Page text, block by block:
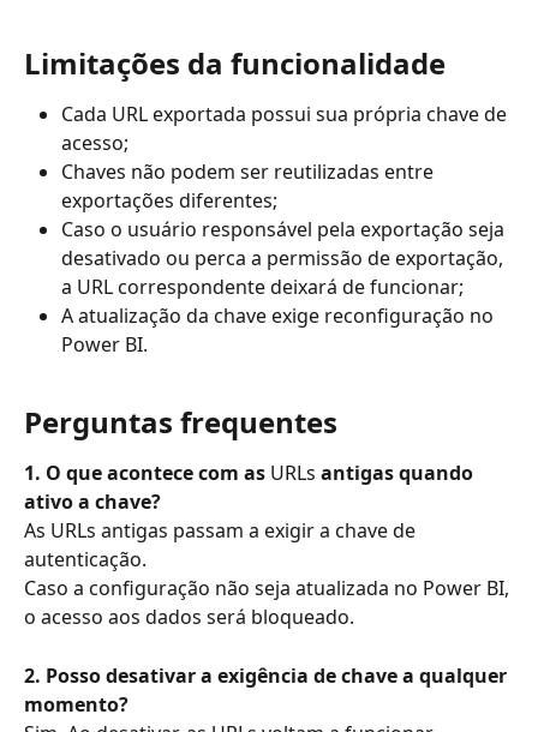
Limitações da funcionalidade
Cada URL exportada possui sua própria chave de
acesso;
Chaves não podem ser reutilizadas entre
exportações diferentes;
Caso o usuário responsável pela exportação seja
desativado ou perca a permissão de exportação,
a URL correspondente deixará de funcionar;
A atualização da chave exige reconfiguração no
Power BI.
Perguntas frequentes
1. O que acontece com as URLs antigas quando
ativo a chave?
As URLs antigas passam a exigir a chave de
autenticação.
Caso a configuração não seja atualizada no Power BI,
o acesso aos dados será bloqueado.
2. Posso desativar a exigência de chave a qualquer
momento?